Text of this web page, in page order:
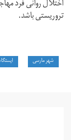
اختلال روانی فرد
تروریستی باشد.
شهر مارسی